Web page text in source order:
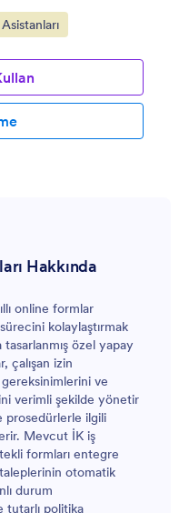
Hakkında
online formlar
kolaylaştırmak
özel yapay
çalışan izin
gereksinimlerini ve
verimli şekilde yönetir
prosedürlerle ilgili
Mevcut İK iş
formları entegre
otomatik
durum
tutarlı politika